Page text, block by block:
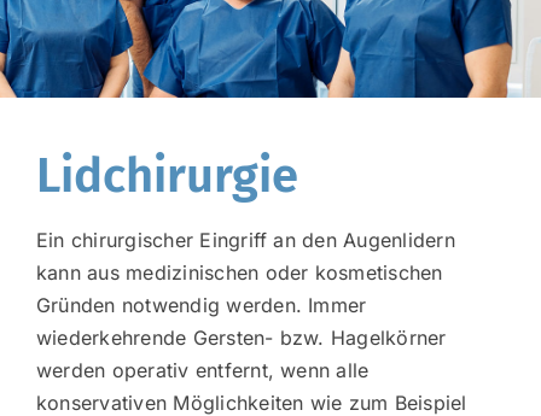
Lidchirurgie
Ein chirurgischer Eingriff an den Augenlidern
kann aus medizinischen oder kosmetischen
Gründen notwendig werden. Immer
wiederkehrende Gersten- bzw. Hagelkörner
werden operativ entfernt, wenn alle
konservativen Möglichkeiten wie zum Beispiel